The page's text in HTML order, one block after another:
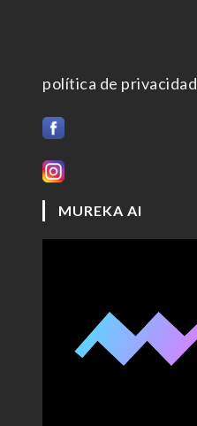
política de privacidad
MUREKA AI